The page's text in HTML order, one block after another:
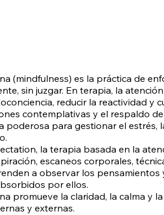
(mindfulness) es la práctica de
sin juzgar. En terapia, la
reducir la reactividad y
contemplativas y el respaldo
poderosa para gestionar el estrés,
la terapia basada en la
escaneos corporales,
a observar los pensamientos
por ellos.
promueve la claridad, la calma y
y externas.